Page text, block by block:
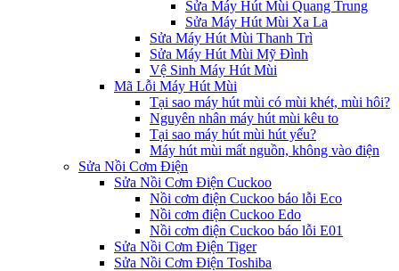
Sửa Máy Hút Mùi Quang Trung
Sửa Máy Hút Mùi Xa La
Sửa Máy Hút Mùi Thanh Trì
Sửa Máy Hút Mùi Mỹ Đình
Vệ Sinh Máy Hút Mùi
Mã Lỗi Máy Hút Mùi
Tại sao máy hút mùi có mùi khét, mùi hôi?
Nguyên nhân máy hút mùi kêu to
Tại sao máy hút mùi hút yếu?
Máy hút mùi mất nguồn, không vào điện
Sửa Nồi Cơm Điện
Sửa Nồi Cơm Điện Cuckoo
Nồi cơm điện Cuckoo báo lỗi Eco
Nồi cơm điện Cuckoo Edo
Nồi cơm điện Cuckoo báo lỗi E01
Sửa Nồi Cơm Điện Tiger
Sửa Nồi Cơm Điện Toshiba